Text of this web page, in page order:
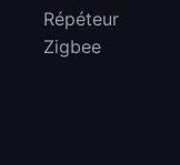
Répéteur
Zigbee